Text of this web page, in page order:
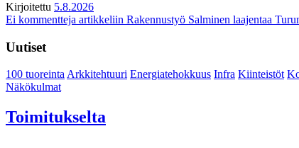
Kirjoitettu 5.8.2026
Ei kommentteja artikkeliin Rakennustyö Salminen laajentaa
Uutiset
100 tuoreintaArkkitehtuuri Energiatehokkuus Infra Kiinteistöt
Näkökulmat
Toimitukselta